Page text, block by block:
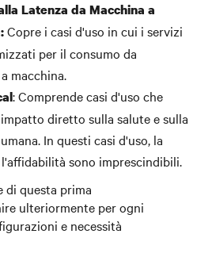
Latenza da Macchina a
Copre i casi d'uso in cui i servizi
per il consumo da
macchina.
: Comprende casi d'uso che
diretto sulla salute e sulla
In questi casi d'uso, la
sono imprescindibili.
di questa prima
ulteriormente per ogni
e necessità